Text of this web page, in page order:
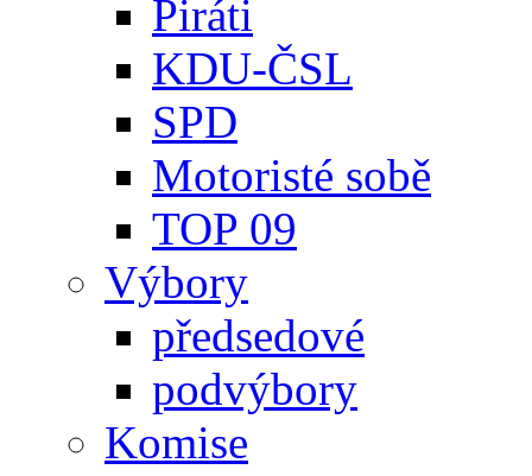
Piráti
KDU-ČSL
SPD
Motoristé sobě
TOP 09
Výbory
předsedové
podvýbory
Komise